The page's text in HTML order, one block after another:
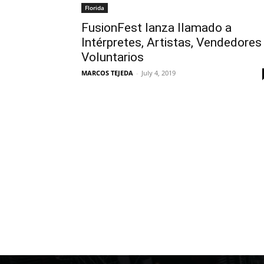
Florida
FusionFest lanza llamado a
Intérpretes, Artistas, Vendedores
Voluntarios
MARCOS TEJEDA - July 4, 2019